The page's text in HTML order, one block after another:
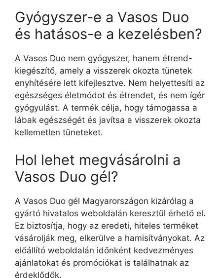
Gyógyszer-e a Vasos Duo
és hatásos-e a kezelésben?
A Vasos Duo nem gyógyszer, hanem étrend-
kiegészítő, amely a visszerek okozta tünetek
enyhítésére lett kifejlesztve. Nem helyettesíti az
egészséges életmódot és étrendet, és nem ígér
gyógyulást. A termék célja, hogy támogassa a
lábak egészségét és javítsa a visszerek okozta
kellemetlen tüneteket.
Hol lehet megvásárolni a
Vasos Duo gél?
A Vasos Duo gél Magyarországon kizárólag a
gyártó hivatalos weboldalán keresztül érhető el.
Ez biztosítja, hogy az eredeti, hiteles terméket
vásárolják meg, elkerülve a hamisítványokat. Az
előállító weboldalán időnként kedvezményes
ajánlatokat és promóciókat is találhatnak az
érdeklődők.